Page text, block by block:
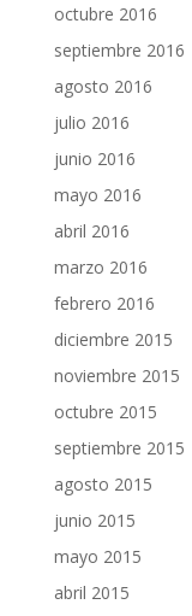
octubre 2016
septiembre 2016
agosto 2016
julio 2016
junio 2016
mayo 2016
abril 2016
marzo 2016
febrero 2016
diciembre 2015
noviembre 2015
octubre 2015
septiembre 2015
agosto 2015
junio 2015
mayo 2015
abril 2015